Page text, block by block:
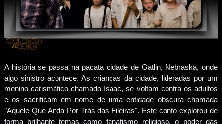
A história se passa na pacata cidade de Gatlin, Nebraska, onde
algo sinistro acontece. As crianças da cidade, lideradas por um
menino carismático chamado Isaac, se voltam contra os adultos
e os sacrificam em nome de uma entidade obscura chamada
"Aquele Que Anda Por Trás das Fileiras". Este conto explorou de
forma brilhante temas como fanatismo religioso, o poder das